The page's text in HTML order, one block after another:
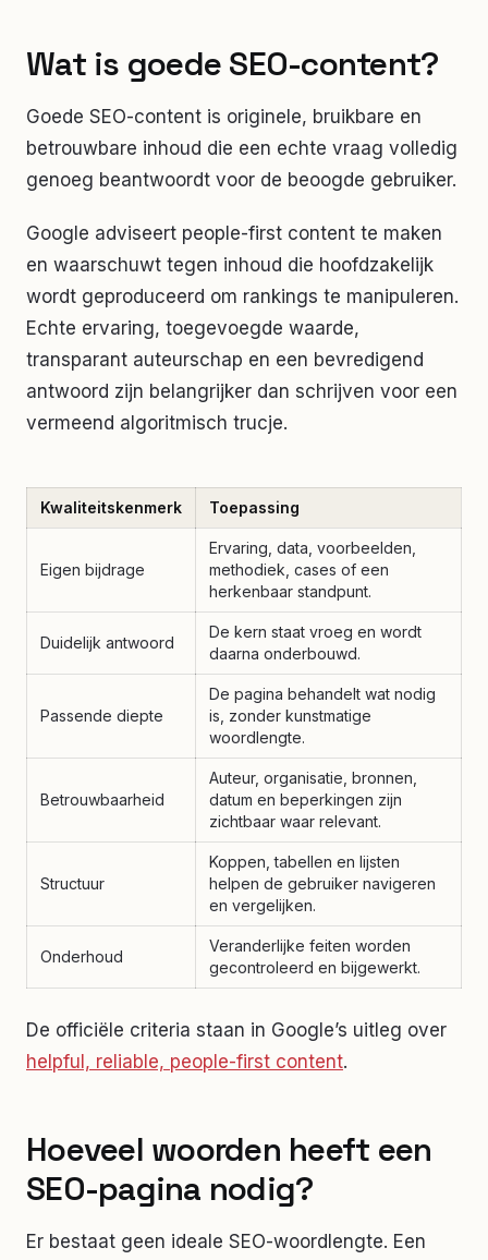
Wat is goede SEO-content?
Goede SEO-content is originele, bruikbare en
betrouwbare inhoud die een echte vraag volledig
genoeg beantwoordt voor de beoogde gebruiker.
Google adviseert people-first content te maken
en waarschuwt tegen inhoud die hoofdzakelijk
wordt geproduceerd om rankings te manipuleren.
Echte ervaring, toegevoegde waarde,
transparant auteurschap en een bevredigend
antwoord zijn belangrijker dan schrijven voor een
vermeend algoritmisch trucje.
Kwaliteitskenmerk Toepassing
Eigen bijdrage
Ervaring, data, voorbeelden,
methodiek, cases of een
herkenbaar standpunt.
Duidelijk antwoord
De kern staat vroeg en wordt
daarna onderbouwd.
Passende diepte
De pagina behandelt wat nodig
is, zonder kunstmatige
woordlengte.
Betrouwbaarheid
Auteur, organisatie, bronnen,
datum en beperkingen zijn
zichtbaar waar relevant.
Structuur
Koppen, tabellen en lijsten
helpen de gebruiker navigeren
en vergelijken.
Onderhoud
Veranderlijke feiten worden
gecontroleerd en bijgewerkt.
De officiële criteria staan in Google’s uitleg over
helpful, reliable, people-first content.
Hoeveel woorden heeft een
SEO-pagina nodig?
Er bestaat geen ideale SEO-woordlengte. Een